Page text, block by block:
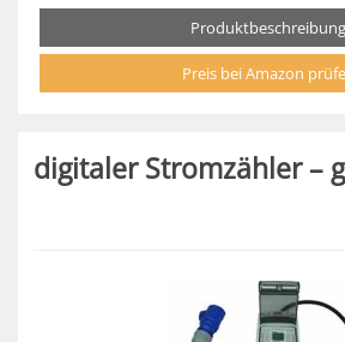
Produktbeschreibung
Preis bei Amazon
digitaler Stromzähler –